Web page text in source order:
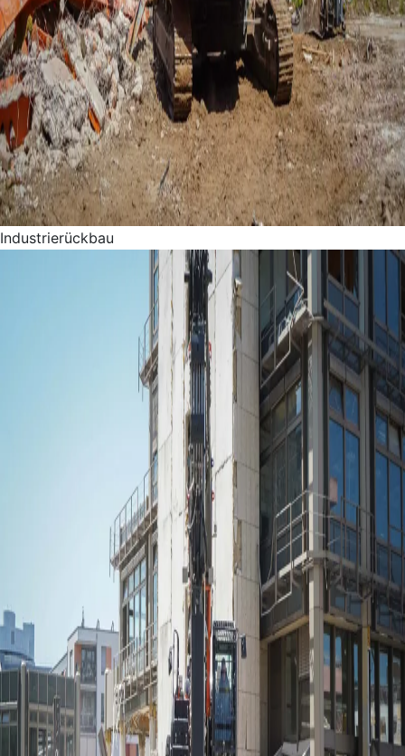
Industrierückbau